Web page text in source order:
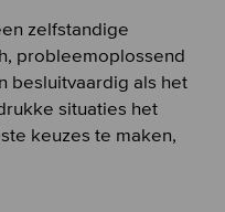
zelfstandige
probleemoplossend
besluitvaardig als het
situaties het
keuzes te maken,